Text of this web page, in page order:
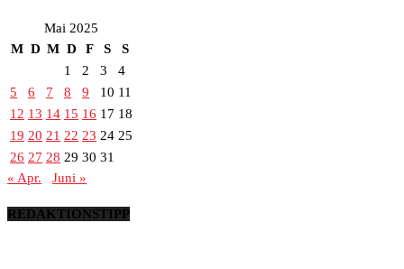
Mai 2025
M D M D F S
S
1
2 3
4
5
6 7 8 9 10 11
12 13 14 15 16 17 18
19 20 21 22 23 24 25
26 27 28 29 30 31
« Apr.
Juni »
REDAKTIONSTIPP